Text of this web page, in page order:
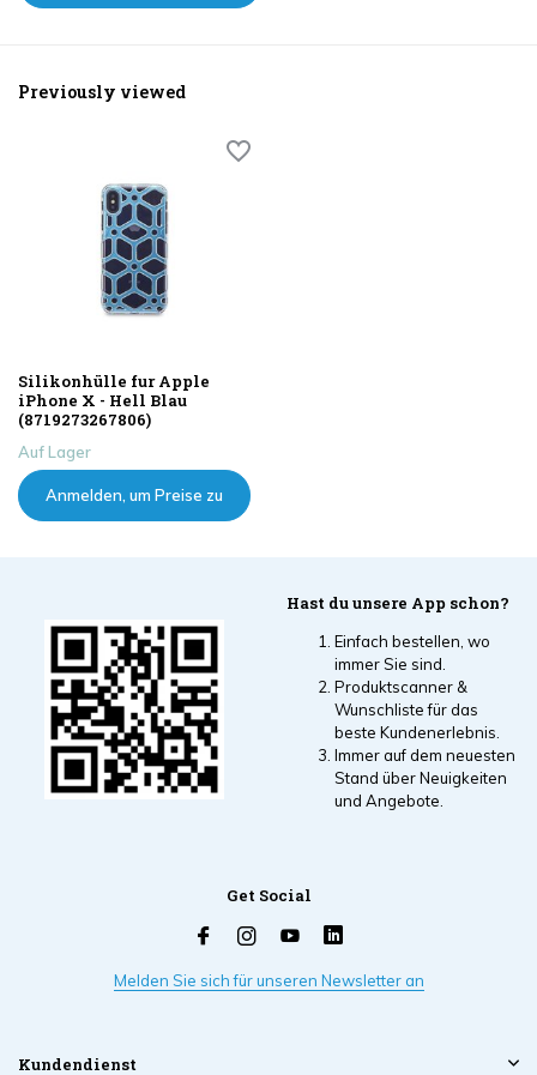
Previously viewed
Silikonhülle fur Apple
iPhone X - Hell Blau
(8719273267806)
Auf Lager
Anmelden, um Preise zu
Hast du unsere App schon?
Einfach bestellen, wo
immer Sie sind.
Produktscanner &
Wunschliste für das
beste Kundenerlebnis.
Immer auf dem neuesten
Stand über Neuigkeiten
und Angebote.
Get Social
Melden Sie sich für unseren Newsletter an
Kundendienst